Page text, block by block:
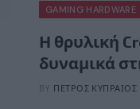
GAMING HARDWARE
Η θρυλική
δυναμικά
BY ΠΈΤΡΟΣ ΚΥΠΡΑΊΟΣ